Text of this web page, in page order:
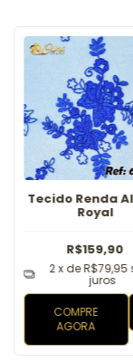
Tecido Renda
Royal
R$159,90
2 x deR$79,95
juros
COMPRE
AGORA